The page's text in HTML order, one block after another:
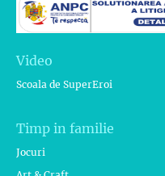
Video
Scoala de SuperEroi
Timp in familie
Jocuri